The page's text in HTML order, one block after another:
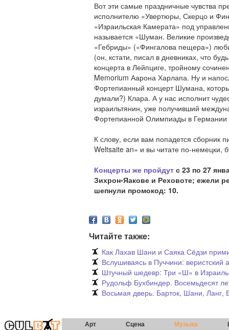
Вот эти самые праздничные чувства
исполнителю «Увертюры, Скерцо и
«Израильская Камерата» под
называется «Шуман. Великие
«Гебриды» («Фингалова пещера»)
(он, кстати, писал в дневниках, что
концерта в Лейпциге, тройному
Memorium Аарона Харлапа. Ну и
Фортепианный концерт Шумана,
думали?) Клара. А у нас исполнит
израильтянин, уже получивший
Фортепианной Олимпиады в Германии
К слову, если вам попадется сборник
Weltsaite an» и вы читате по-немецки,
Концерты же пройдут с 23 по 27
Зихрон-Яакове и Реховоте; ежели
шепнули промокод: 10.
Читайте также:
Как Лахав Шани и Саяка Сёдзи
Вслушиваясь в Пуччини: веристский
Штучный шедевр: Три «Ш» в
Рудольф Бухбиндер. Восемьдесят
Восьмая дверь. Барток, Шани,
Арт Сцена Музыка